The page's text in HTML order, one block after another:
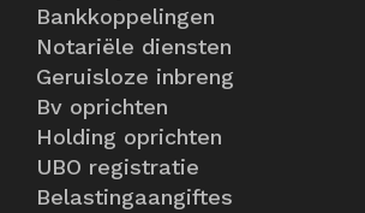
Bankkoppelingen
Notariële diensten
Geruisloze inbreng
Bv oprichten
Holding oprichten
UBO registratie
Belastingaangiftes